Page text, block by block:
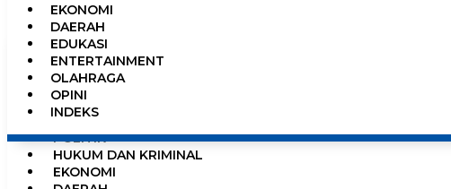
0%
HOME
NEWS
PEMERINTAHAN
POLITIK
HUKUM DAN KRIMINAL
EKONOMI
EKONOMI
DAERAH
EDUKASI
ENTERTAINMENT
OLAHRAGA
OPINI
INDEKS